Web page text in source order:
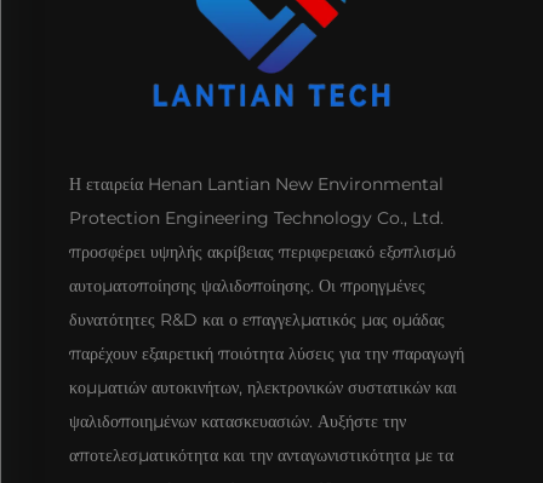
Η εταιρεία Henan Lantian New Environmental
Protection Engineering Technology Co., Ltd.
προσφέρει υψηλής ακρίβειας περιφερειακό εξοπλισμό
αυτοματοποίησης ψαλιδοποίησης. Οι προηγμένες
δυνατότητες R&D και ο επαγγελματικός μας ομάδας
παρέχουν εξαιρετική ποιότητα λύσεις για την παραγωγή
κομματιών αυτοκινήτων, ηλεκτρονικών συστατικών και
ψαλιδοποιημένων κατασκευασιών. Αυξήστε την
αποτελεσματικότητα και την ανταγωνιστικότητα με τα